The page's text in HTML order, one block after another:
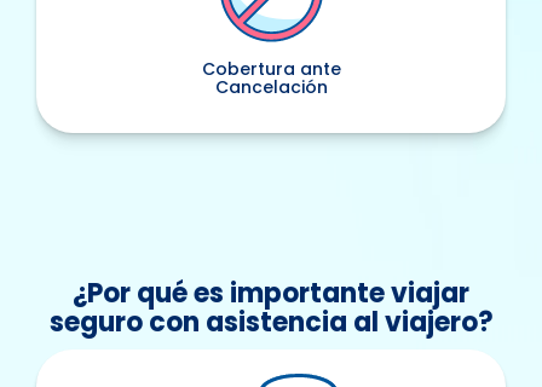
Cobertura ante
Cancelación
¿Por qué es importante viajar
seguro con asistencia al viajero?